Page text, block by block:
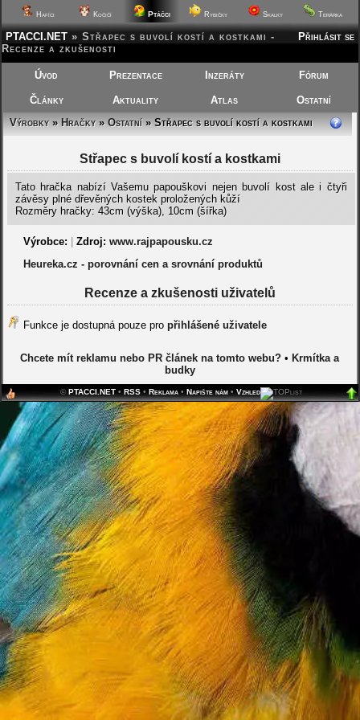
Hafíci Kočičí Ptáčci Rybičky Skalky Terárka
Přihlásit se
PTACCI.NET » Střapec s buvolí kostí a kostkami -
Recenze a zkušenosti
Úvod Prezentace Inzeráty Fórum
Články Aktuality Atlas
Ostatní
Výrobky»Hračky»Ostatní» Střapec s buvolí kostí a kostkami
Střapec s buvolí kostí a kostkami
Tato hračka nabízí Vašemu papouškovi nejen buvolí kost ale i čtyři
závěsy plné dřevěných kostek proložených kůží
Rozměry hračky: 43cm (výška), 10cm (šířka)
Výrobce: Zdroj: www.rajpapousku.cz
Heureka.cz - porovnání cen a srovnání produktů
Recenze a zkušenosti uživatelů
Funkce je dostupná pouze pro přihlášené uživatele
Chcete mít reklamu nebo PR článek na tomto webu? • Krmítka a
budky
©PTACCI.NET• RSS• Reklama• Napište nám• Vzhled